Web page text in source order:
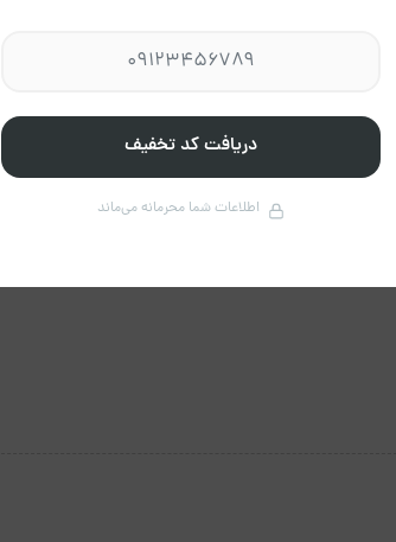
دریافت کد تخفیف
اطلاعات شما محرمانه می‌ماند